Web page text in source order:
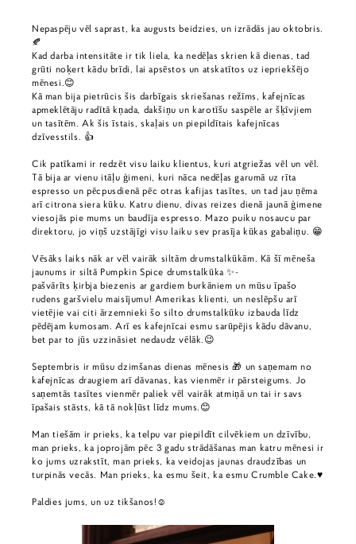
Nepaspēju vēl saprast, ka augusts beidzies, un izrādās jau oktobris.
🍂
Kad darba intensitāte ir tik liela, ka nedēļas skrien kā dienas, tad
grūti noķert kādu brīdi, lai apsēstos un atskatītos uz iepriekšējo
mēnesi.😊
Kā man bija pietrūcis šis darbīgais skriešanas režīms, kafejnīcas
apmeklētāju radītā kņada, dakšiņu un karotīšu saspēle ar šķīvjiem
un tasītēm. Ak šis īstais, skaļais un piepildītais kafejnīcas
dzīvesstils. 👍
Cik patīkami ir redzēt visu laiku klientus, kuri atgriežas vēl un vēl.
Tā bija ar vienu itāļu ģimeni, kuri nāca nedēļas garumā uz rīta
espresso un pēcpusdienā pēc otras kafijas tasītes, un tad jau ņēma
arī citrona siera kūku. Katru dienu, divas reizes dienā jaunā ģimene
viesojās pie mums un baudīja espresso. Mazo puiku nosaucu par
direktoru, jo viņš uzstājīgi visu laiku sev prasīja kūkas gabaliņu. 😁
Vēsāks laiks nāk ar vēl vairāk siltām drumstalkūkām. Kā šī mēneša
jaunums ir siltā Pumpkin Spice drumstalkūka ✨-
pašvārīts ķirbja biezenis ar gardiem burkāniem un mūsu īpašo
rudens garšvielu maisījumu! Amerikas klienti, un neslēpšu arī
vietējie vai citi ārzemnieki šo silto drumstalkūku izbauda līdz
pēdējam kumosam. Arī es kafejnīcai esmu sarūpējis kādu dāvanu,
bet par to jūs uzzināsiet nedaudz vēlāk.😉
Septembris ir mūsu dzimšanas dienas mēnesis 🎁 un saņemam no
kafejnīcas draugiem arī dāvanas, kas vienmēr ir pārsteigums. Jo
saņemtās tasītes vienmēr paliek vēl vairāk atmiņā un tai ir savs
īpašais stāsts, kā tā nokļūst līdz mums.😊
Man tiešām ir prieks, ka telpu var piepildīt cilvēkiem un dzīvību,
man prieks, ka joprojām pēc 3 gadu strādāšanas man katru mēnesi ir
ko jums uzrakstīt, man prieks, ka veidojas jaunas draudzības un
turpinās vecās. Man prieks, ka esmu šeit, ka esmu Crumble Cake.♥️
Paldies jums, un uz tikšanos!☺️